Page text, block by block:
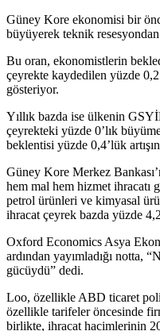
Güney Kore ekonomisi bir
büyüyerek teknik
Bu oran, ekonomistlerin
çeyrekte kaydedilen yüzde
gösteriyor.
Yıllık bazda ise ülkenin
çeyrekteki yüzde 0’lık
beklentisi yüzde 0,4’lük
Güney Kore Merkez
hem mal hem hizmet ihracatı
petrol ürünleri ve kimyasal
ihracat çeyrek bazda yüzde
Oxford Economics Asya
ardından yayımladığı notta,
gücüydü” dedi.
Loo, özellikle ABD ticaret
özellikle tarifeler öncesinde
birlikte, ihracat hacimlerinin